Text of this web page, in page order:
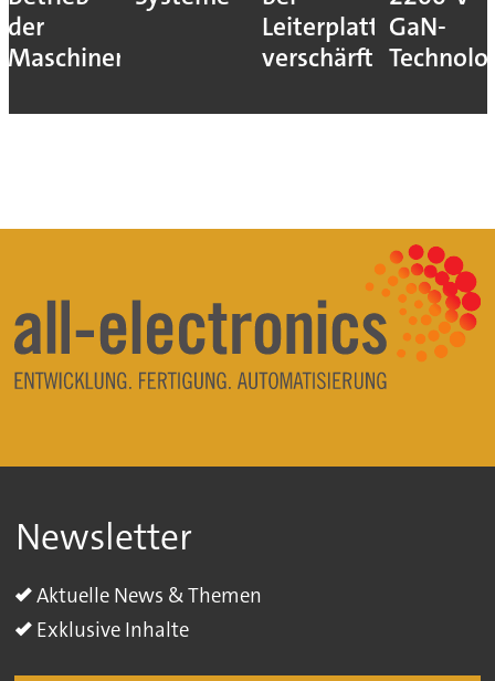
der
Maschinen
Leiterplatten
verschärft
GaN-
Newsletter
Aktuelle News & Themen
Exklusive Inhalte